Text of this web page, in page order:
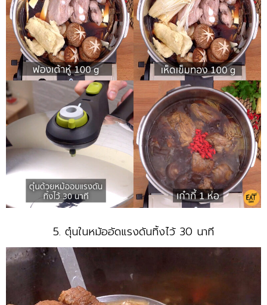
5. ตุ๋นในหม้ออัดแรงดันทิ้งไว้ 30 นาที